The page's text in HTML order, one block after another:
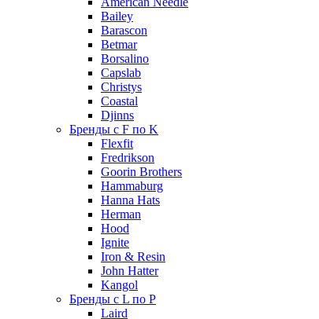
Bailey
Barascon
Betmar
Borsalino
Capslab
Christys
Coastal
Djinns
Бренды с F по K
Flexfit
Fredrikson
Goorin Brothers
Hammaburg
Hanna Hats
Herman
Hood
Ignite
Iron & Resin
John Hatter
Kangol
Бренды с L по P
Laird